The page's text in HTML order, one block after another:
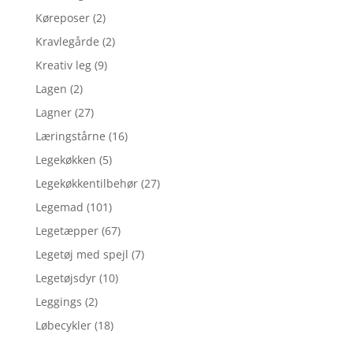
Køreposer (2)
Kravlegårde (2)
Kreativ leg (9)
Lagen (2)
Lagner (27)
Læringstårne (16)
Legekøkken (5)
Legekøkkentilbehør (27)
Legemad (101)
Legetæpper (67)
Legetøj med spejl (7)
Legetøjsdyr (10)
Leggings (2)
Løbecykler (18)